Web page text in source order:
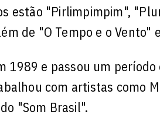
estão "Pirlimpimpim",
de "O Tempo e o Vento"
1989 e passou um
com artistas como
"Som Brasil".